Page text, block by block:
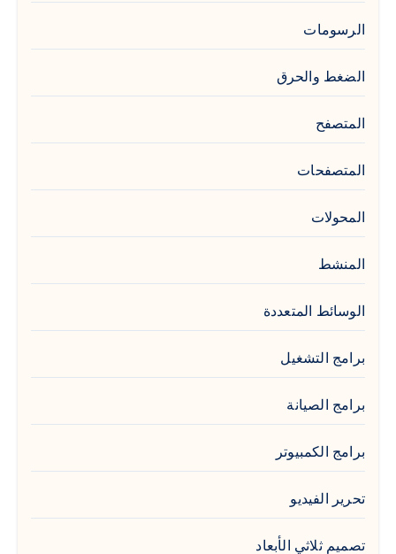
الرسومات
الضغط والحرق
المتصفح
المتصفحات
المحولات
المنشط
الوسائط المتعددة
برامج التشغيل
برامج الصيانة
برامج الكمبيوتر
تحرير الفيديو
تصميم ثلاثي الأبعاد